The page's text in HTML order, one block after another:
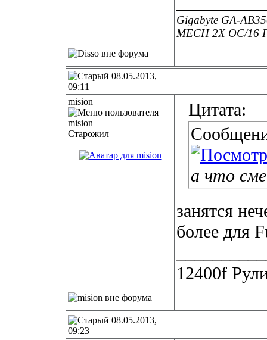
Gigabyte GA-
MECH 2X ОС/16
08.05.2013,
09:11
mision
Старожил
Цитата:
а что
занятся
более для
12400f
08.05.2013,
09:23